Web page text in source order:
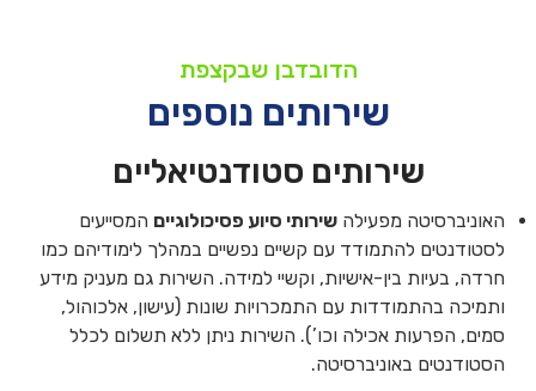
הדובדבן שבקצפת
שירותים נוספים
שירותים סטודנטיאליים
האוניברסיטה מפעילה שירותי סיוע פסיכולוגיים המסייעים
לסטודנטים להתמודד עם קשיים נפשיים במהלך לימודיהם כמו
חרדה, בעיות בין-אישיות, וקשיי למידה. השירות גם מעניק מידע
ותמיכה בהתמודדות עם התמכרויות שונות (עישון, אלכוהול,
סמים, הפרעות אכילה וכו’). השירות ניתן ללא תשלום לכלל
הסטודנטים באוניברסיטה.